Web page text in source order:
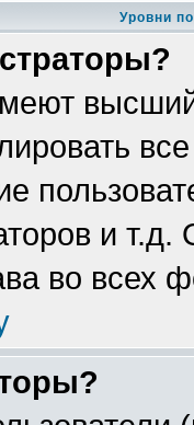
Уровни
и
во всех